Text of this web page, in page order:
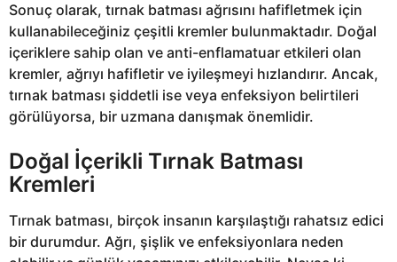
Sonuç olarak, tırnak batması ağrısını hafifletmek için
kullanabileceğiniz çeşitli kremler bulunmaktadır. Doğal
içeriklere sahip olan ve anti-enflamatuar etkileri olan
kremler, ağrıyı hafifletir ve iyileşmeyi hızlandırır. Ancak,
tırnak batması şiddetli ise veya enfeksiyon belirtileri
görülüyorsa, bir uzmana danışmak önemlidir.
Doğal İçerikli Tırnak Batması
Kremleri
Tırnak batması, birçok insanın karşılaştığı rahatsız edici
bir durumdur. Ağrı, şişlik ve enfeksiyonlara neden